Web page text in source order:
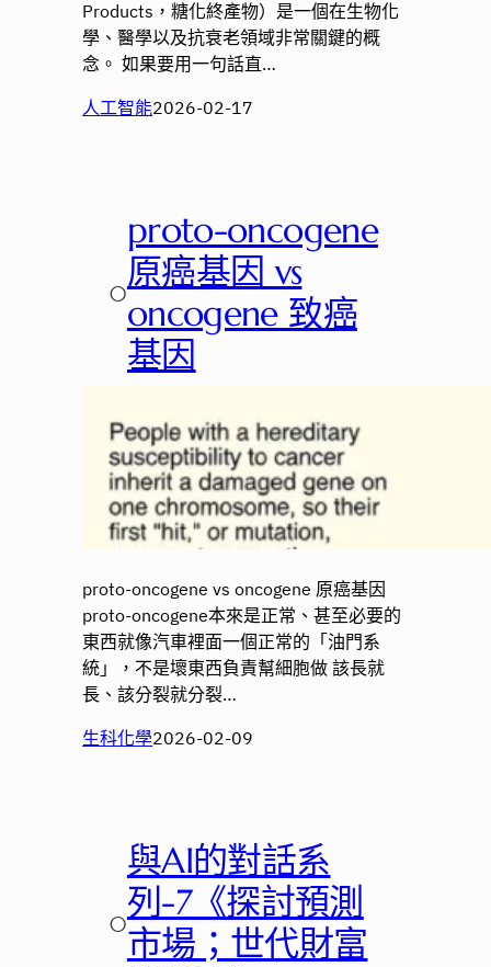
Products，糖化終產物）是一個在生物化
學、醫學以及抗衰老領域非常關鍵的概
念。 如果要用一句話直…
人工智能2026-02-17
○
proto-oncogene
原癌基因 vs
oncogene 致癌
基因
proto-oncogene vs oncogene 原癌基因
proto-oncogene本來是正常、甚至必要的
東西就像汽車裡面一個正常的「油門系
統」，不是壞東西負責幫細胞做 該長就
長、該分裂就分裂…
生科化學2026-02-09
○
與AI的對話系
列-7《探討預測
市場；世代財富